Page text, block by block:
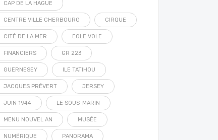
CAP DE LA HAGUE
CENTRE VILLE CHERBOURG CIRQUE
CITÉ DE LA MER EOLE VOLE
FINANCIERS GR 223
GUERNESEY ILE TATIHOU
JACQUES PRÉVERT JERSEY
JUIN 1944 LE SOUS-MARIN
MENU NOUVEL AN MUSÉE
NUMÉRIQUE PANORAMA